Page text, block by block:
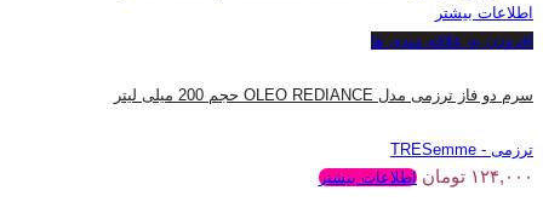
اطلاعات بیشتر
افزودن به علاقه مندی ها
سرم دو فاز ترزمی مدل OLEO REDIANCE حجم 200 میلی لیتر
ترزمی - TRESemme
۱۲۴,۰۰۰ تومان اطلاعات بیشتر